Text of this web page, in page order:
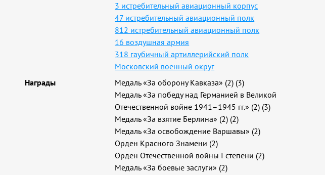
3 истребительный авиационный корпус
47 истребительный авиационный полк
812 истребительный авиационный полк
16 воздушная армия
318 гаубичный артиллерийский полк
Московский военный округ
Награды
Медаль «За оборону Кавказа» (2) (3)
Медаль «За победу над Германией в Великой
Отечественной войне 1941–1945 гг.» (2) (3)
Медаль «За взятие Берлина» (2) (2)
Медаль «За освобождение Варшавы» (2)
Орден Красного Знамени (2)
Орден Отечественной войны I степени (2)
Медаль «За боевые заслуги» (2)